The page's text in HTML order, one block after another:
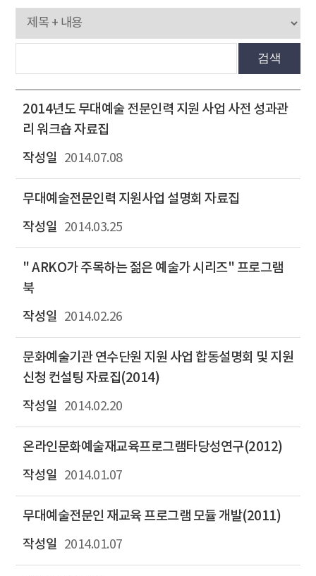
검색
2014년도 무대예술 전문인력 지원 사업 사전 성과관
리 워크숍 자료집
2014.07.08
무대예술전문인력 지원사업 설명회 자료집
2014.03.25
" ARKO가 주목하는 젊은 예술가 시리즈" 프로그램
북
2014.02.26
문화예술기관 연수단원 지원 사업 합동설명회 및 지원
신청 컨설팅 자료집(2014)
2014.02.20
온라인문화예술재교육프로그램타당성연구(2012)
2014.01.07
무대예술전문인 재교육 프로그램 모듈 개발(2011)
2014.01.07